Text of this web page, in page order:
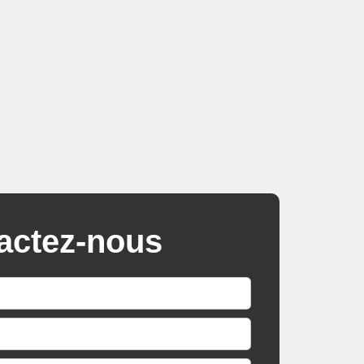
nous